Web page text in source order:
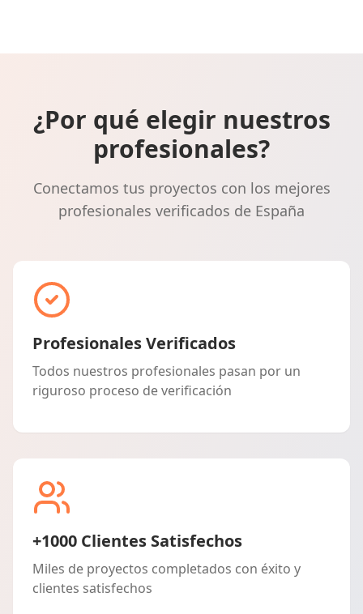
¿Por qué elegir nuestros
profesionales?
Conectamos tus proyectos con los mejores
profesionales verificados de España
Profesionales Verificados
Todos nuestros profesionales pasan por un
riguroso proceso de verificación
+1000 Clientes Satisfechos
Miles de proyectos completados con éxito y
clientes satisfechos